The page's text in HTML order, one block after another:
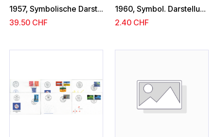
1957, Symbolische Darstellungen und Weltpostdenkmal
39.50 CHF
1960, Symbol. Darstellung und Weltpostdenkmal, Farbänderung, Ergänzungswerte
2.40CHF